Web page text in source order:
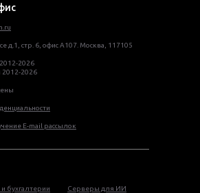
д.1, стр. 6, офис А107. Москва, 117105
2012-2026
2026
E-mail рассылок
бухгалтерии Серверы для ИИ